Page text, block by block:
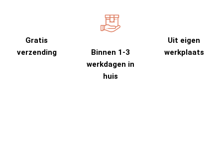
Gratis
verzending
Binnen 1-3
werkdagen in
huis
Uit eigen
werkplaats